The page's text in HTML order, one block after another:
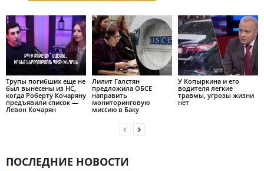
Трупы погибших еще не
был вынесены из НС,
когда Роберту Кочаряну
предъявили список —
Левон Кочарян
Лилит Галстян
предложила ОБСЕ
направить
мониторинговую
миссию в Баку
У Копыркина и его
водителя легкие
травмы, угрозы жизни
нет
ПОСЛЕДНИЕ НОВОСТИ